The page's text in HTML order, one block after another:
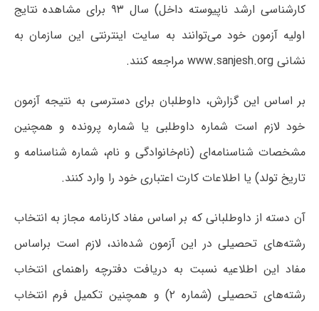
کارشناسی ارشد ناپیوسته داخل) سال ۹۳ برای مشاهده نتایج
اولیه آزمون خود می‌توانند به سایت اینترنتی این سازمان به
نشانی www.sanjesh.org مراجعه کنند.
بر اساس این گزارش، داوطلبان برای دسترسی به نتیجه آزمون
خود لازم است شماره داوطلبی یا شماره پرونده و همچنین
مشخصات شناسنامه‌ای (نام‌خانوادگی و نام، شماره شناسنامه و
تاریخ تولد) یا اطلاعات کارت اعتباری خود را وارد کنند.
آن دسته از داوطلبانی که بر اساس مفاد کارنامه مجاز به انتخاب
رشته‌های تحصیلی در این آزمون شده‌اند، لازم است براساس
مفاد این اطلاعیه نسبت به دریافت دفترچه راهنمای انتخاب
رشته‌های تحصیلی (شماره ۲) و همچنین تکمیل فرم انتخاب